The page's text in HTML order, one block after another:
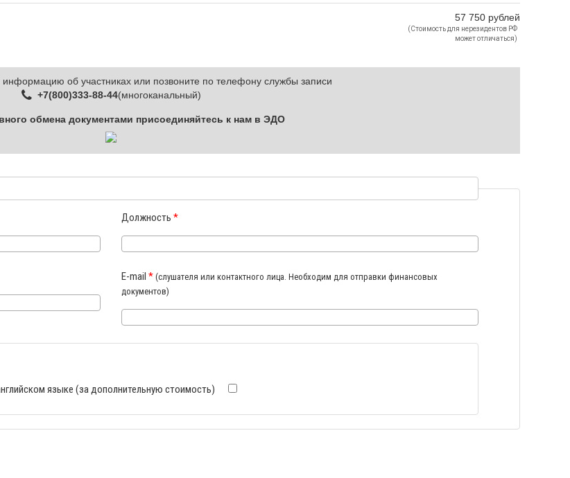
57 750 рублей
(Стоимость для нерезидентов РФ
может отличаться)
об участниках или позвоните по телефону службы записи
+7(800)333-88-44(многоканальный)
обмена документами присоединяйтесь к нам в ЭДО
Должность *
E-mail * (слушателя или контактного лица. Необходим для отправки финансовых
документов)
языке (за дополнительную стоимость)